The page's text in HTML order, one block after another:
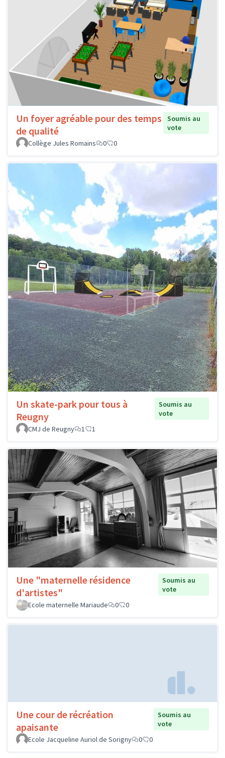
Un foyer agréable pour des temps
de qualité
Soumis au
vote
Collège Jules Romains
0 0
Un skate-park pour tous à
Reugny
Soumis au
vote
CMJ de Reugny
1 1
Une "maternelle résidence
d'artistes"
Soumis au
vote
Ecole maternelle Mariaude
0 0
Une cour de récréation
apaisante
Soumis au
vote
Ecole Jacqueline Auriol de Sorigny
0 0